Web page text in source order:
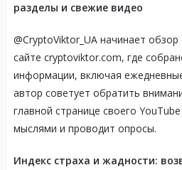
разделы и свежие видео
@CryptoViktor_UA начинает
сайте cryptoviktor.com, где
информации, включая
автор советует обратить
главной странице своего
мыслями и проводит опросы.
Индекс страха и жадности: